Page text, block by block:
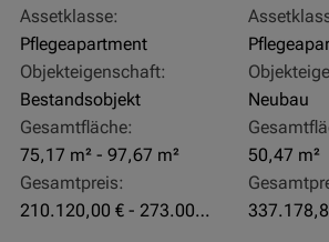
Assetklasse:
Pflegeapartment
Objekteigenschaft:
Bestandsobjekt
Gesamtfläche:
75,17 m² - 97,67 m²
Gesamtpreis:
210.120,00 € - 273.003,24 €
Neubau
50,47 m²